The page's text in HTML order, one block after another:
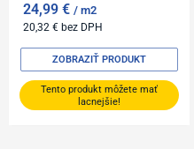
24,99€ m2
20,32€ bez DPH
Tento produkt môžete mať
lacnejšie!
ZOBRAZIŤ PRODUKT